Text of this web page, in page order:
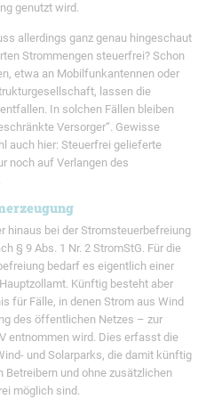
genutzt wird.
allerdings ganz genau hingeschaut
Strommengen steuerfrei? Schon
etwa an Mobilfunkantennen oder
lassen die
In solchen Fällen bleiben
Versorger“. Gewisse
auch hier: Steuerfrei gelieferte
noch auf Verlangen des
hinaus bei der Stromsteuerbefreiung
§ 9 Abs. 1 Nr. 2 StromStG. Für die
bedarf es eigentlich einer
Künftig besteht aber
für Fälle, in denen Strom aus Wind
des öffentlichen Netzes – zur
entnommen wird. Dies erfasst die
und Solarparks, die damit künftig
und ohne zusätzlichen
möglich sind.